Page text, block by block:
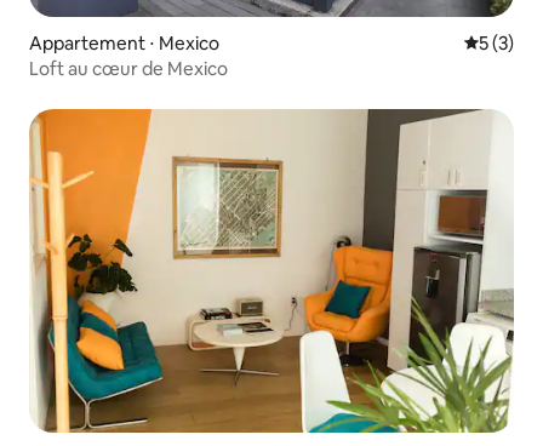
Appartement ⋅ Mexico
5 (3)
Loft au cœur de Mexico